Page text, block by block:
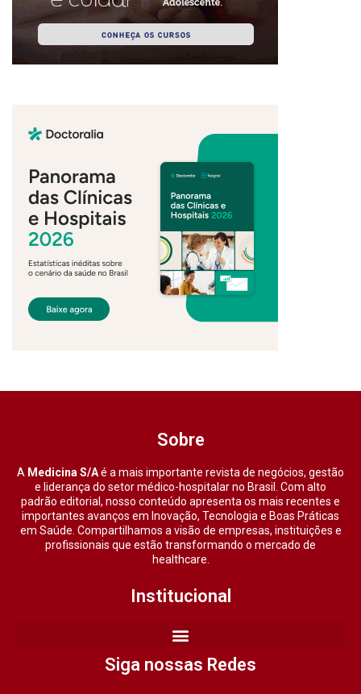
Sobre
A Medicina S/Aé a mais importante revista de negócios, gestão
e liderança do setor médico-hospitalar no Brasil. Com alto
padrão editorial, nosso conteúdo apresenta os mais recentes e
importantes avanços em Inovação, Tecnologia e Boas Práticas
em Saúde. Compartilhamos a visão de empresas, instituições e
profissionais que estão transformando o mercado de
healthcare.
Institucional
Siga nossas Redes